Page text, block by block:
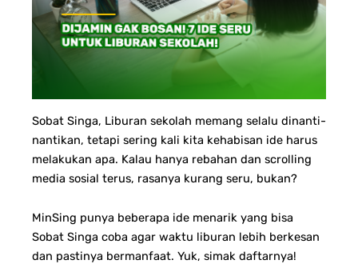
Sobat Singa, Liburan sekolah memang selalu dinanti-
nantikan, tetapi sering kali kita kehabisan ide harus
melakukan apa. Kalau hanya rebahan dan scrolling
media sosial terus, rasanya kurang seru, bukan?
MinSing punya beberapa ide menarik yang bisa
Sobat Singa coba agar waktu liburan lebih berkesan
dan pastinya bermanfaat. Yuk, simak daftarnya!